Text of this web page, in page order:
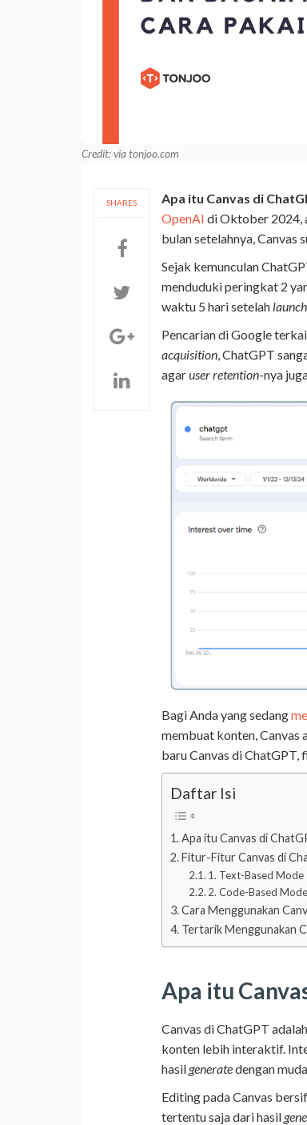
Credit: via tonjoo.com
SHARES Apa itu Canvas di
OpenAI di Oktober 2024,
bulan setelahnya, Canvas
Sejak kemunculan
menduduki peringkat 2
waktu 5 hari setelah
Pencarian di Google
acquisition , ChatGPT
agaruser retention-nya
Bagi Anda yang sedang
membuat konten, Canvas
baru Canvas di ChatGPT,
Daftar Isi
Apa itu Canvas di
Fitur-Fitur Canvas di
1. Text-Based Mode
2. Code-Based Mode
Cara Menggunakan
Tertarik Menggunakan
Apa itu
Canvas di ChatGPT
konten lebih interaktif.
hasil generatedengan
Editing pada Canvas
tertentu saja dari hasil